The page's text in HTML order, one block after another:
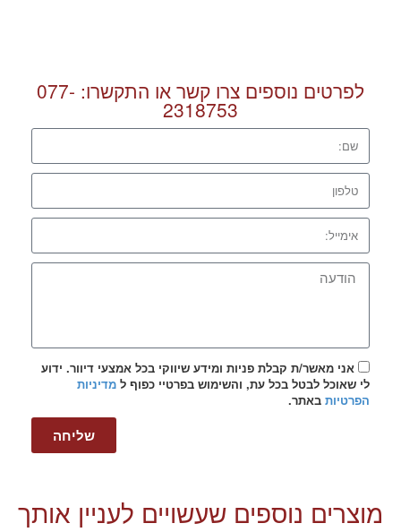
לפרטים נוספים צרו קשר או התקשרו: 077-
2318753
אני מאשר/ת קבלת פניות ומידע שיווקי בכל אמצעי דיוור. ידוע
לי שאוכל לבטל בכל עת, והשימוש בפרטיי כפוף ל מדיניות
הפרטיות באתר.
שליחה
מוצרים נוספים שעשויים לעניין אותך